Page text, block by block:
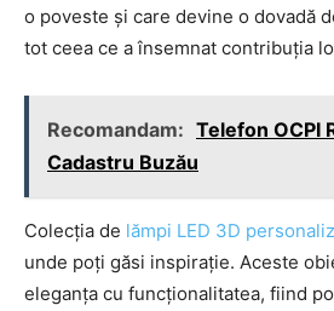
o poveste și care devine o dovadă
tot ceea ce a însemnat contribuția
Recomandam: Telefon OCPI
Cadastru Buzău
Colecția de lămpi LED 3D
unde poți găsi inspirație. Aceste
eleganța cu funcționalitatea, fiind